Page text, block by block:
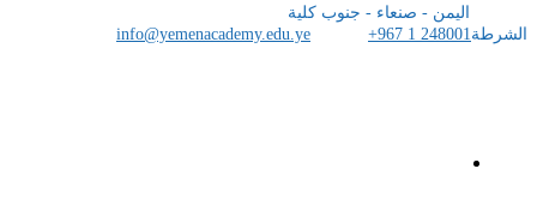
- صنعاء - جنوب كلية
info@yemenacademy.edu.ye
+967 1
الرئيسية